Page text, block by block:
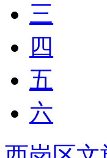
三
四
五
六